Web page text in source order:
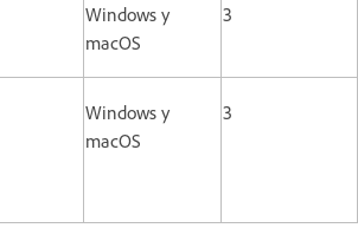
Windows y
macOS
3
Windows y
macOS
3